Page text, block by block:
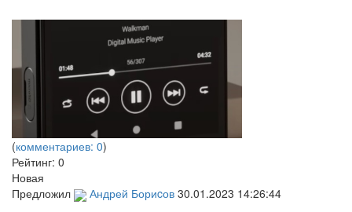
(комментариев: 0)
Рейтинг: 0
Новая
Предложил
Андрей Бориcов 30.01.2023 14:26:44